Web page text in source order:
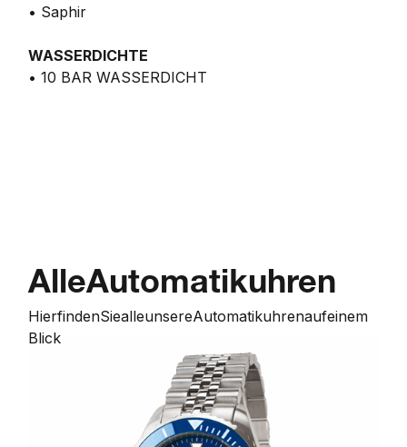
• Saphir
WASSERDICHTE
• 10 BAR WASSERDICHT
AlleAutomatikuhren
HierfindenSiealleunsereAutomatikuhrenaufeinem
Blick